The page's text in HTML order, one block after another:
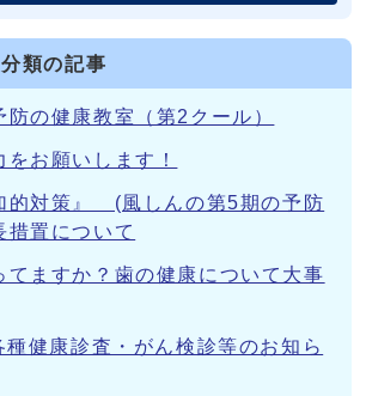
類の記事
防の健康教室（第2クール）
お願いします！
的対策』 (風しんの第5期の予防
措置について
てますか？歯の健康について大事
健康診査・がん検診等のお知ら